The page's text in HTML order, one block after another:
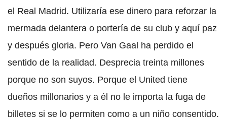
el Real Madrid. Utilizaría ese dinero para reforzar la
mermada delantera o portería de su club y aquí paz
y después gloria. Pero Van Gaal ha perdido el
sentido de la realidad. Desprecia treinta millones
porque no son suyos. Porque el United tiene
dueños millonarios y a él no le importa la fuga de
billetes si se lo permiten como a un niño consentido.